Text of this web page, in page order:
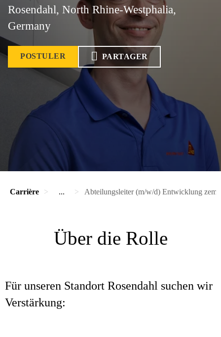
Rosendahl, North Rhine-Westphalia,
Germany
POSTULER PARTAGER
Carrière ... Abteilungsleiter (m/w/d) Entwicklung
Über die Rolle
Für unseren Standort Rosendahl suchen wir
Verstärkung: